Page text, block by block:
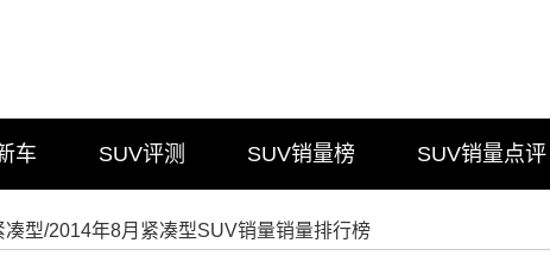
车 SUV评测 SUV销量榜 SUV销量点评
凑型/2014年8月紧凑型SUV销量销量排行榜